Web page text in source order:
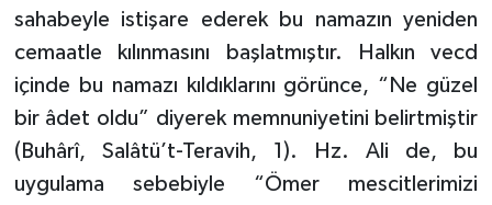
sahabeyle istişare ederek bu namazın yeniden
cemaatle kılınmasını başlatmıştır. Halkın vecd
içinde bu namazı kıldıklarını görünce, “Ne güzel
bir âdet oldu” diyerek memnuniyetini belirtmiştir
(Buhârî, Salâtü’t-Teravih, 1). Hz. Ali de, bu
uygulama sebebiyle “Ömer mescitlerimizi
Burdur Müftülüğü
Bursa Müftülüğü
Çanakkale Müftülüğü
Çankırı Müftülüğü
Ekonomi
Duyurular
Podcast